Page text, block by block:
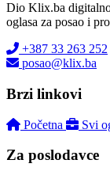
Dio Klix.ba
oglasa za posao i
+387 33 263 252
posao@klix.ba
Brzi linkovi
Početna Svi
Za poslodavce